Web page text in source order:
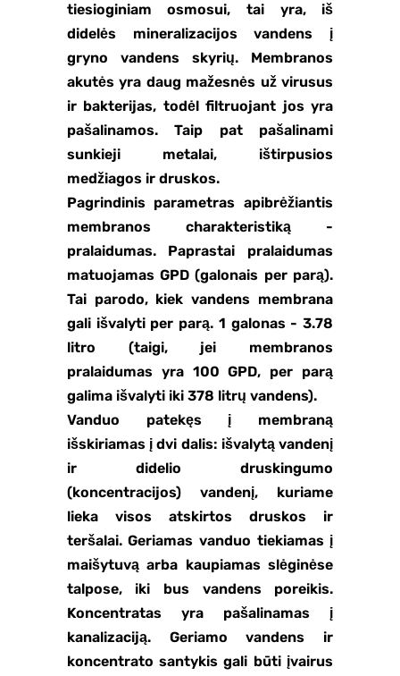
tiesioginiam osmosui, tai yra, iš
didelės mineralizacijos vandens į
gryno vandens skyrių. Membranos
akutės yra daug mažesnės už virusus
ir bakterijas, todėl filtruojant jos yra
pašalinamos. Taip pat pašalinami
sunkieji metalai, ištirpusios
medžiagos ir druskos.
Pagrindinis parametras apibrėžiantis
membranos charakteristiką -
pralaidumas. Paprastai pralaidumas
matuojamas GPD (galonais per parą).
Tai parodo, kiek vandens membrana
gali išvalyti per parą. 1 galonas - 3.78
litro (taigi, jei membranos
pralaidumas yra 100 GPD, per parą
galima išvalyti iki 378 litrų vandens).
Vanduo patekęs į membraną
išskiriamas į dvi dalis: išvalytą vandenį
ir didelio druskingumo
(koncentracijos) vandenį, kuriame
lieka visos atskirtos druskos ir
teršalai. Geriamas vanduo tiekiamas į
maišytuvą arba kaupiamas slėginėse
talpose, iki bus vandens poreikis.
Koncentratas yra pašalinamas į
kanalizaciją. Geriamo vandens ir
koncentrato santykis gali būti įvairus